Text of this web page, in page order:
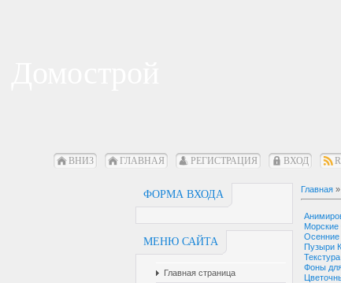
ВНИЗ ГЛАВНАЯ РЕГИСТРАЦИЯ ВХОД
ФОРМА ВХОДА
МЕНЮ САЙТА
Главная страница
Главная »
Пузыри
Фоны